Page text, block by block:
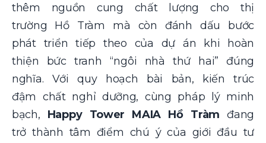
thêm nguồn cung chất lượng cho thị
trường Hồ Tràm mà còn đánh dấu bước
phát triển tiếp theo của dự án khi hoàn
thiện bức tranh “ngôi nhà thứ hai” đúng
nghĩa. Với quy hoạch bài bản, kiến trúc
đậm chất nghỉ dưỡng, cùng pháp lý minh
bạch, Happy Tower MAIA Hồ Tràm đang
trở thành tâm điểm chú ý của giới đầu tư